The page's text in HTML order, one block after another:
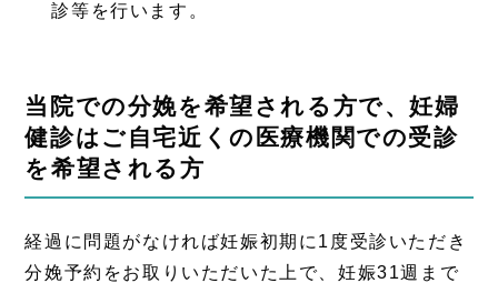
診等を行います。
当院での分娩を希望される方で、妊婦
健診はご自宅近くの医療機関での受診
を希望される方
経過に問題がなければ妊娠初期に1度受診いただき
分娩予約をお取りいただいた上で、妊娠31週まで